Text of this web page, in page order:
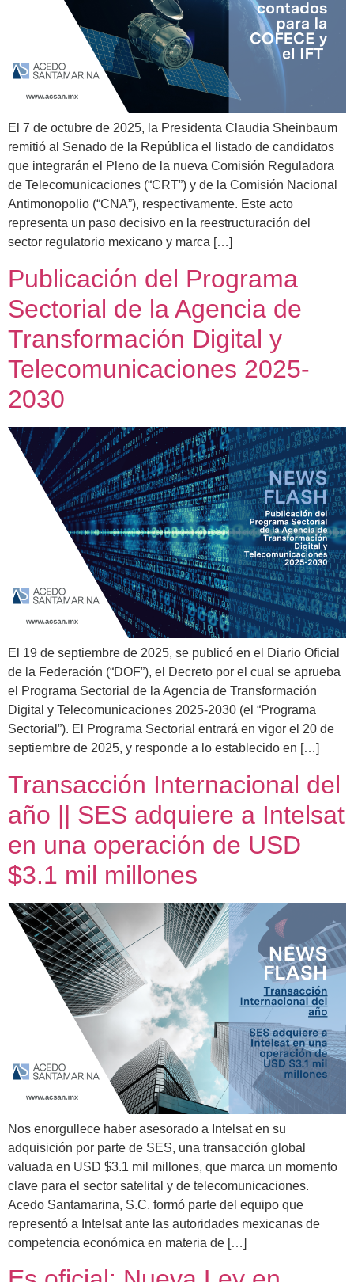
El 7 de octubre de 2025, la Presidenta Claudia Sheinbaum
remitió al Senado de la República el listado de candidatos
que integrarán el Pleno de la nueva Comisión Reguladora
de Telecomunicaciones (“CRT”) y de la Comisión Nacional
Antimonopolio (“CNA”), respectivamente. Este acto
representa un paso decisivo en la reestructuración del
sector regulatorio mexicano y marca […]
Publicación del Programa
Sectorial de la Agencia de
Transformación Digital y
Telecomunicaciones 2025-
2030
El 19 de septiembre de 2025, se publicó en el Diario Oficial
de la Federación (“DOF”), el Decreto por el cual se aprueba
el Programa Sectorial de la Agencia de Transformación
Digital y Telecomunicaciones 2025-2030 (el “Programa
Sectorial”). El Programa Sectorial entrará en vigor el 20 de
septiembre de 2025, y responde a lo establecido en […]
Transacción Internacional del
año || SES adquiere a Intelsat
en una operación de USD
$3.1 mil millones
Nos enorgullece haber asesorado a Intelsat en su
adquisición por parte de SES, una transacción global
valuada en USD $3.1 mil millones, que marca un momento
clave para el sector satelital y de telecomunicaciones.
Acedo Santamarina, S.C. formó parte del equipo que
representó a Intelsat ante las autoridades mexicanas de
competencia económica en materia de […]